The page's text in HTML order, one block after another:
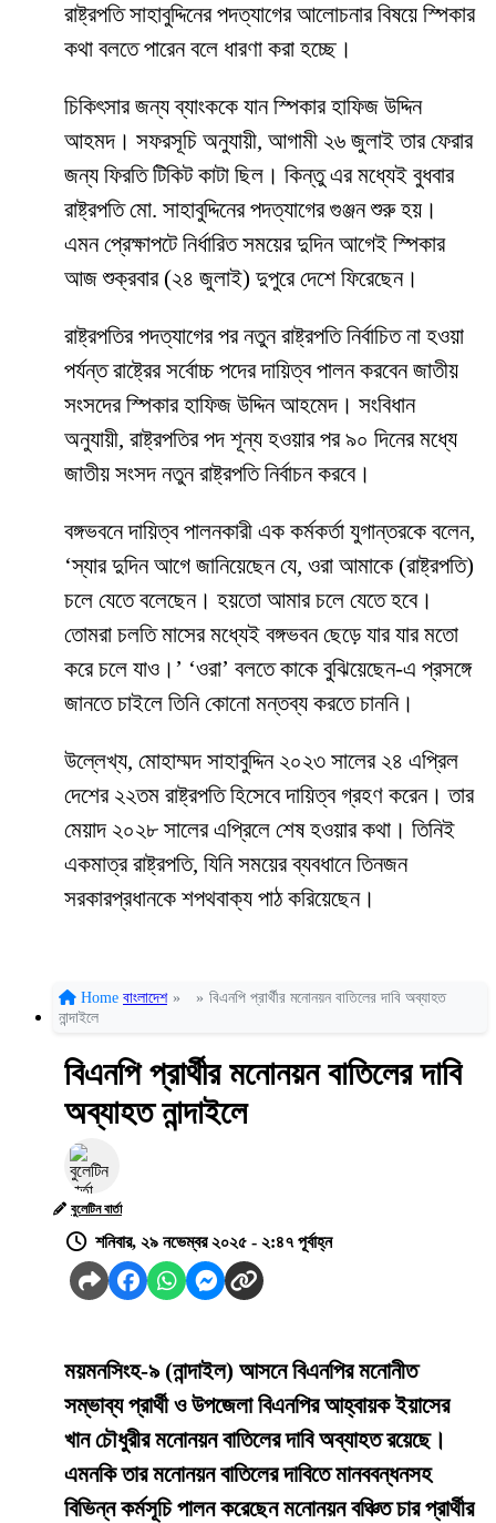
রাষ্ট্রপতি সাহাবুদ্দিনের পদত্যাগের আলোচনার বিষয়ে স্পিকার
কথা বলতে পারেন বলে ধারণা করা হচ্ছে।
চিকিৎসার জন্য ব্যাংককে যান স্পিকার হাফিজ উদ্দিন
আহমদ। সফরসূচি অনুযায়ী, আগামী ২৬ জুলাই তার ফেরার
জন্য ফিরতি টিকিট কাটা ছিল। কিন্তু এর মধ্যেই বুধবার
রাষ্ট্রপতি মো. সাহাবুদ্দিনের পদত্যাগের গুঞ্জন শুরু হয়।
এমন প্রেক্ষাপটে নির্ধারিত সময়ের দুদিন আগেই স্পিকার
আজ শুক্রবার (২৪ জুলাই) দুপুরে দেশে ফিরেছেন।
রাষ্ট্রপতির পদত্যাগের পর নতুন রাষ্ট্রপতি নির্বাচিত না হওয়া
পর্যন্ত রাষ্ট্রের সর্বোচ্চ পদের দায়িত্ব পালন করবেন জাতীয়
সংসদের স্পিকার হাফিজ উদ্দিন আহমেদ। সংবিধান
অনুযায়ী, রাষ্ট্রপতির পদ শূন্য হওয়ার পর ৯০ দিনের মধ্যে
জাতীয় সংসদ নতুন রাষ্ট্রপতি নির্বাচন করবে।
বঙ্গভবনে দায়িত্ব পালনকারী এক কর্মকর্তা যুগান্তরকে বলেন,
‘স্যার দুদিন আগে জানিয়েছেন যে, ওরা আমাকে (রাষ্ট্রপতি)
চলে যেতে বলেছেন। হয়তো আমার চলে যেতে হবে।
তোমরা চলতি মাসের মধ্যেই বঙ্গভবন ছেড়ে যার যার মতো
করে চলে যাও।’ ‘ওরা’ বলতে কাকে বুঝিয়েছেন-এ প্রসঙ্গে
জানতে চাইলে তিনি কোনো মন্তব্য করতে চাননি।
উল্লেখ্য, মোহাম্মদ সাহাবুদ্দিন ২০২৩ সালের ২৪ এপ্রিল
দেশের ২২তম রাষ্ট্রপতি হিসেবে দায়িত্ব গ্রহণ করেন। তার
মেয়াদ ২০২৮ সালের এপ্রিলে শেষ হওয়ার কথা। তিনিই
একমাত্র রাষ্ট্রপতি, যিনি সময়ের ব্যবধানে তিনজন
সরকারপ্রধানকে শপথবাক্য পাঠ করিয়েছেন।
Home বাংলাদেশ » » বিএনপি প্রার্থীর মনোনয়ন বাতিলের দাবি অব্যাহত
নান্দাইলে
বিএনপি প্রার্থীর মনোনয়ন বাতিলের দাবি
অব্যাহত নান্দাইলে
বুলেটিন বার্তা
শনিবার, ২৯ নভেম্বর ২০২৫ - ২:৪৭ পূর্বাহ্ন
ময়মনসিংহ-৯ (নান্দাইল) আসনে বিএনপির মনোনীত
সম্ভাব্য প্রার্থী ও উপজেলা বিএনপির আহ্বায়ক ইয়াসের
খান চৌধুরীর মনোনয়ন বাতিলের দাবি অব্যাহত রয়েছে।
এমনকি তার মনোনয়ন বাতিলের দাবিতে মানববন্ধনসহ
বিভিন্ন কর্মসূচি পালন করেছেন মনোনয়ন বঞ্চিত চার প্রার্থীর